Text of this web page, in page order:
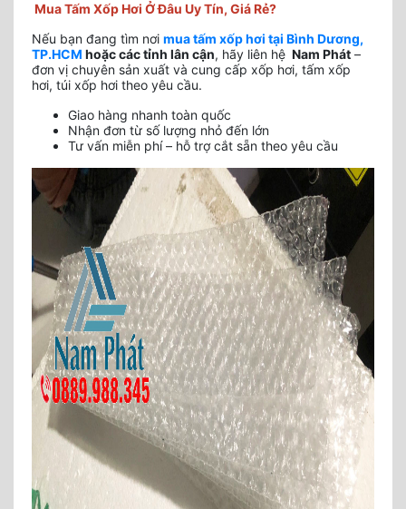
Mua Tấm Xốp Hơi Ở Đâu Uy Tín, Giá Rẻ?
Nếu bạn đang tìm nơi mua tấm xốp hơi tại Bình Dương,
TP.HCM hoặc các tỉnh lân cận, hãy liên hệ Nam Phát –
đơn vị chuyên sản xuất và cung cấp xốp hơi, tấm xốp
hơi, túi xốp hơi theo yêu cầu.
Giao hàng nhanh toàn quốc
Nhận đơn từ số lượng nhỏ đến lớn
Tư vấn miễn phí – hỗ trợ cắt sẵn theo yêu cầu